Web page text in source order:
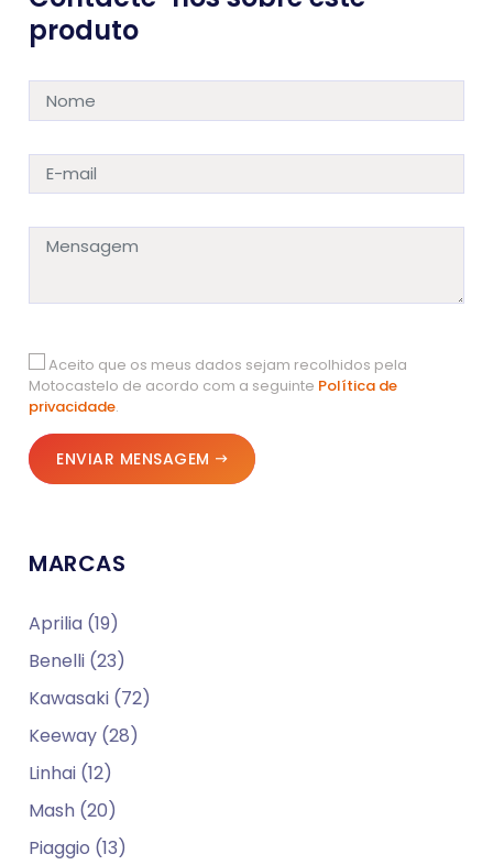
produto
Aceito que os meus dados sejam recolhidos pela
Motocastelo de acordo com a seguinte Política de
privacidade.
ENVIAR MENSAGEM
MARCAS
Aprilia (19)
Benelli (23)
Kawasaki (72)
Keeway (28)
Linhai (12)
Mash (20)
Piaggio (13)